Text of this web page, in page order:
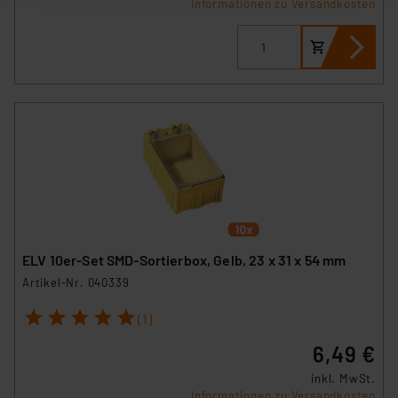
VO) zu. Eine detaillierte Auflistung der einzelnen
Cookies nach Zweck und Anbieter ist durch Klick auf
ablehnen oder ihr ganz oder teilweise zustimmen. Ihre
erteilte Zustimmung können Sie jederzeit unter dem
Link „Cookie Einstellungen“ anpassen oder widerrufen.
Die Rechtmäßigkeit der Speicherung, Abrufung und
Weiterverarbeitung dieser Daten zur Auswertung und
Analyse bis zum Zeitpunkt des Widerrufs bleibt hiervon
angezeigt wird.
„Einige Drittanbieter verarbeiten personenbezogene
Daten in den USA. Ihre Einwilligung zur Einbindung von
Informationen zu Versandkosten
ELV 10er-Set SMD-Sortierbox, Gelb, 23 x 31 x 54 mm
Artikel-Nr. 040339
1 2 3 4 5 (1)
6,49 €
inkl. MwSt.